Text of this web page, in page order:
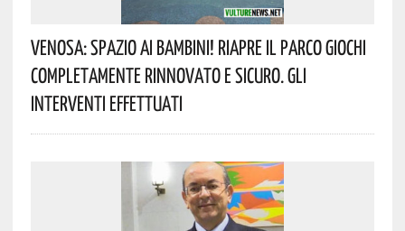
Venosa: Spazio Ai Bambini! Riapre Il Parco Giochi
Completamente Rinnovato E Sicuro. Gli
Interventi Effettuati